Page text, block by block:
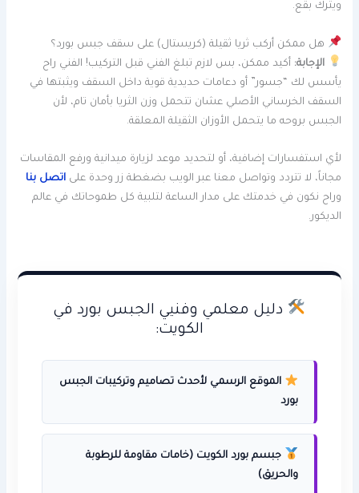
ويترك بقع.
هل ممكن أركب ثريا ثقيلة (كريستال) على سقف جبس بورد؟
الإجابة: أكيد ممكن، بس لازم تبلغ الفني قبل التركيب! الفني راح
يأسس لك “جسور” أو دعامات حديدية قوية داخل السقف ويثبتها في
السقف الخرساني الأصلي عشان تتحمل وزن الثريا بأمان تام، لأن
الجبس بروحه ما يتحمل الأوزان الثقيلة المعلقة.
لأي استفسارات إضافية، أو لتحديد موعد لزيارة ميدانية ورفع المقاسات
مجاناً، لا تتردد وتواصل معنا عبر الويب بضغطة زر وحدة علىاتصل بنا
وراح نكون في خدمتك على مدار الساعة لتلبية كل طموحاتك في عالم
الديكور.
دليل معلمي وفنيي الجبس بورد في
الكويت:
الموقع الرسمي لأحدث تصاميم وتركيبات الجبس
بورد
جبسم بورد الكويت (خامات مقاومة للرطوبة
والحريق)